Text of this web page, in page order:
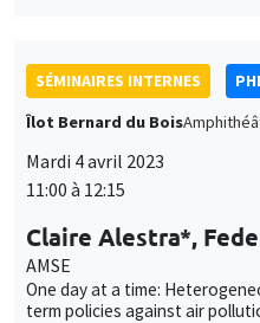
SÉMINAIRES INTERNES
Îlot Bernard du Bois
Mardi 4 avril 2023
11:00 à 12:15
Claire Alestra*,
AMSE
One day at a time:
term policies against air